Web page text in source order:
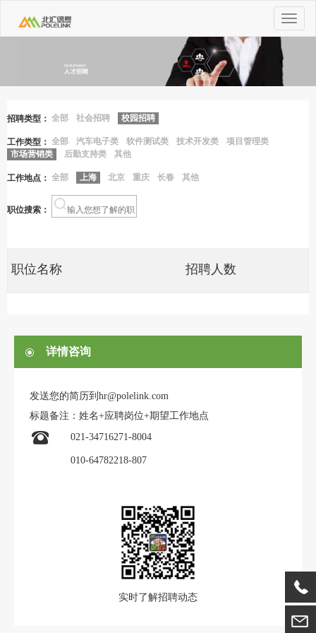
Toggle
招聘类型： 全部 社会招聘 校园招聘
工作类型： 全部 汽车电子类 软件测试类 技术开发类
项目管理类
市场营销类
后勤支持类 其他
工作地点： 全部 上海 北京 重庆 长春 其他
职位搜索：
职位名称 招聘人数
详情咨询
发送您的简历到hr@polelink.com
标题备注：姓名+应聘岗位+期望工作地点
021-34716271-8004
010-64782218-807
实时了解招聘动态